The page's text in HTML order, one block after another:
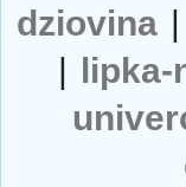
dziovina |
| lipka-